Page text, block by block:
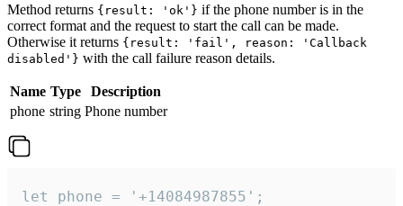
Method returns {result: 'ok'} if the phone number is in the
correct format and the request to start the call can be made.
Otherwise it returns {result: 'fail', reason: 'Callback
disabled'} with the call failure reason details.
Name Type
Description
phone string Phone number
let phone = '+14084987855';